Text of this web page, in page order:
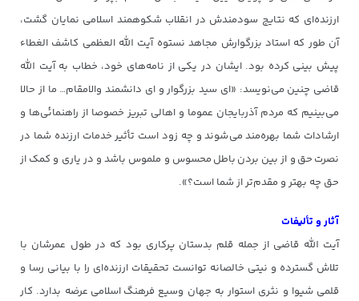
ارزنده‌ای که نتایج سودمندش در انقلاب شکوهمند اسلامی نمایان گشت،
آن طور که استاد بزرگوارش مجاهد نستوه آیت الله العظمی کاشف الغطاء‌
پیش بینی کرده بود. ایشان در یکی از نامه‌های خود، خطاب به آیت الله
قاضی چنین می‌نویسد: «ای سید بزرگوار و ای دانشمند والامقام… ما از حالا
می‌بینیم که مردم آذربایجان عموما و اهالی تبریز خصوصا از راهنمائی‌ها و
ارشادات شما بهره‌مند می‌شوند و چه زود است تأثیر خدمات ارزنده شما در
نصرت حق و از بین بردن باطل محسوس و ملموس باشد و در یاری و کمک از
حق چه بهتر و مقدم‌تر از شما است؟».
آثار و تألیفات
آیت الله قاضی از جمله قلم بدستان پرکاری بود که در طول عمرشان با
تلاش گسترده و نیتی خالصانه توانست تحقیقات ارزنده‌ای را با بیانی رسا و
قلمی شیوا و نثری استوار به جهان وسیع فرهنگ اسلامی عرضه بدارد. کار